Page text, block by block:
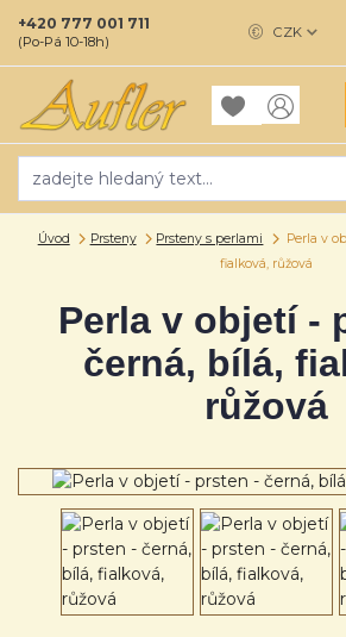
CZK
+420 777 001 711
(Po-Pá 10-18h)
Úvod Prsteny Prsteny s perlami
Perla v
fialková, růžová
Perla v objetí -
černá, bílá,
růžová